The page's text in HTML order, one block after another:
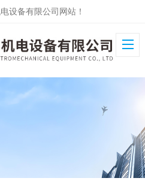
设备有限公司网站！